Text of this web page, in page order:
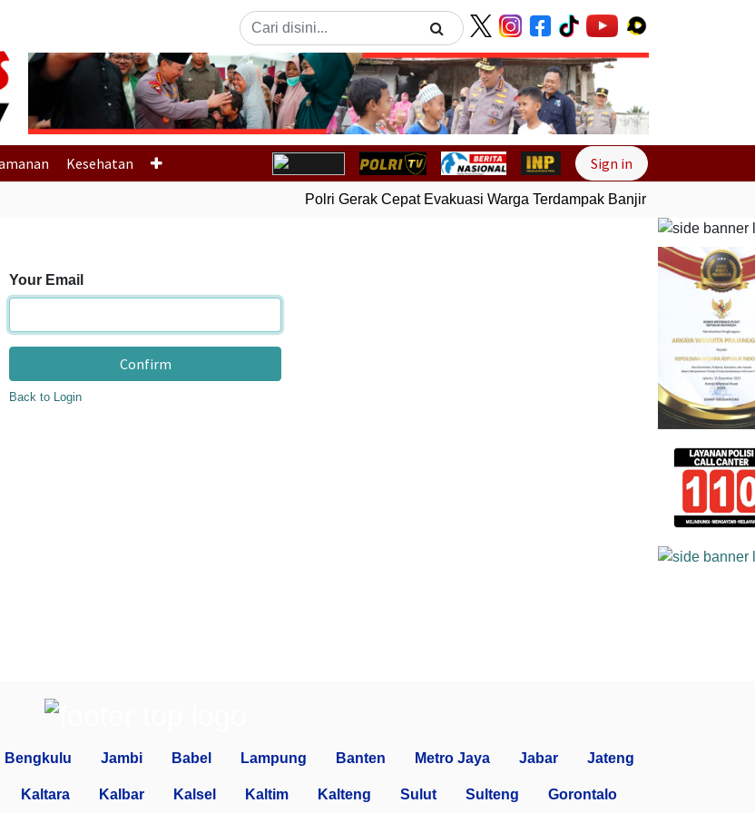
Previous Next
Kesehatan Sign in
Polri Gerak Cepat Evakuasi Warga Terdampak Banjir di Padang
Your Email
Confirm
Back to Login
Bengkulu Jambi Babel Lampung Banten Metro Jaya Jabar Jateng
Kaltara Kalbar Kalsel Kaltim Kalteng Sulut Sulteng Gorontalo